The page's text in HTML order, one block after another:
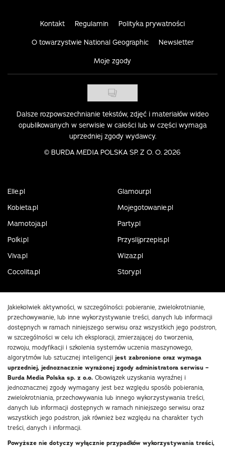
Kontakt Regulamin Polityka prywatności
O towarzystwie National Geographic Newsletter
Moje zgody
Dalsze rozpowszechnianie tekstów, zdjęć i materiałów wideo
opublikowanych w serwisie w całości lub w części wymaga
uprzedniej zgody wydawcy.
© BURDA MEDIA POLSKA SP. Z O. O. 2026
Elle.pl
Glamour.pl
Kobieta.pl
Mojegotowanie.pl
Mamotoja.pl
Party.pl
Polki.pl
Przyslijprzepis.pl
Viva.pl
Wizaz.pl
Cocolita.pl
Story.pl
Jakiekolwiek aktywności, w szczególności: pobieranie, zwielokrotnianie,
przechowywanie, lub inne wykorzystywanie treści, danych lub informacji
dostępnych w ramach niniejszego serwisu oraz wszystkich jego podstron,
w szczególności w celu ich eksploracji, zmierzającej do tworzenia,
rozwoju, modyfikacji i szkolenia systemów uczenia maszynowego,
algorytmów lub sztucznej inteligencji jest zabronione oraz wymaga
uprzedniej, jednoznacznie wyrażonej zgody administratora serwisu –
Burda Media Polska sp. z o.o. Obowiązek uzyskania wyraźnej i
jednoznacznej zgody wymagany jest bez względu sposób pobierania,
zwielokrotniania, przechowywania lub innego wykorzystywania treści,
danych lub informacji dostępnych w ramach niniejszego serwisu oraz
wszystkich jego podstron, jak również bez względu na charakter tych
treści, danych i informacji.
Powyższe nie dotyczy wyłącznie przypadków wykorzystywania treści,